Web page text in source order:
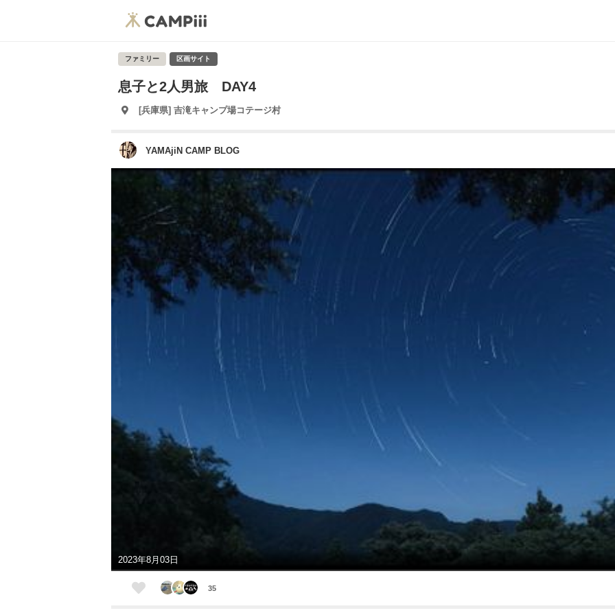
ファミリー 区画サイト
息子と2人男旅 DAY4
[兵庫県] 吉滝キャンプ場コテージ村
YAMAjiN CAMP BLOG
2023年8月03日
35